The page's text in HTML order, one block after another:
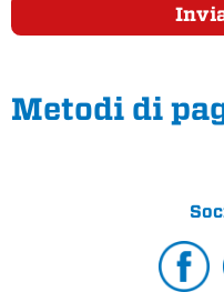
Metodi di